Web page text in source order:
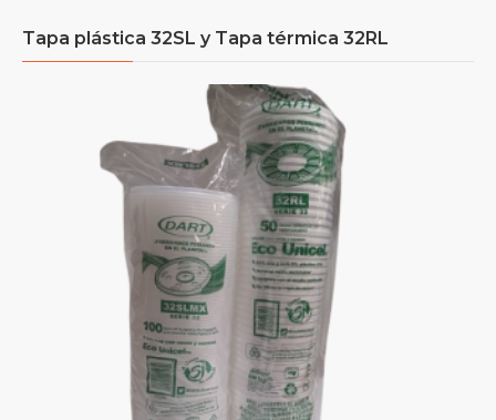
Tapa plástica 32SL y Tapa térmica 32RL